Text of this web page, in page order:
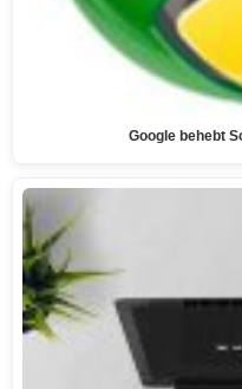
Google behebt